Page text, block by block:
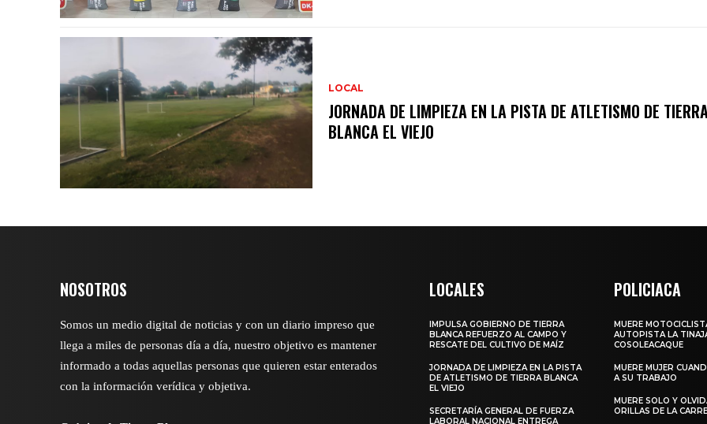
LOCAL
JORNADA DE LIMPIEZA EN LA PISTA DE ATLETISMO DE
BLANCA EL VIEJO
NOSOTROS
Somos un medio digital de noticias y con un diario impreso que
llega a miles de personas día a día, nuestro objetivo es mantener
informado a todas aquellas personas que quieren estar enterados
con la información verídica y objetiva.
LOCALES
IMPULSA GOBIERNO DE TIERRA
BLANCA REFUERZO AL CAMPO Y
RESCATE DEL CULTIVO DE MAÍZ
JORNADA DE LIMPIEZA EN LA PISTA
DE ATLETISMO DE TIERRA BLANCA
EL VIEJO
SECRETARÍA GENERAL DE FUERZA
LABORAL NACIONAL ENTREGA
POLICIACA
MUERE
AUTOPISTA LA
COSOLEACAQUE
MUERE MUJER
A SU TRABAJO
MUERE SOLO Y
ORILLAS DE LA